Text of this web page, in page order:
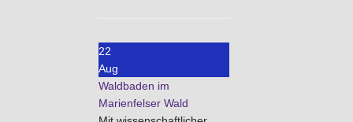
22
Aug
Waldbaden im
Marienfelser Wald